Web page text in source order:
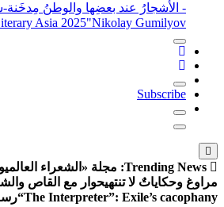
- الأشجارُ عند بعضِها والوطنُ مِدخَنة-
Asia 2025"Nikolay Gumilyov و poet
Subscribe
مجلة «الشعراء
مراوغ وحكاياتٌ لا تنتهيحوار مع القاص
“The Interpreter”: Exile’s cacophany